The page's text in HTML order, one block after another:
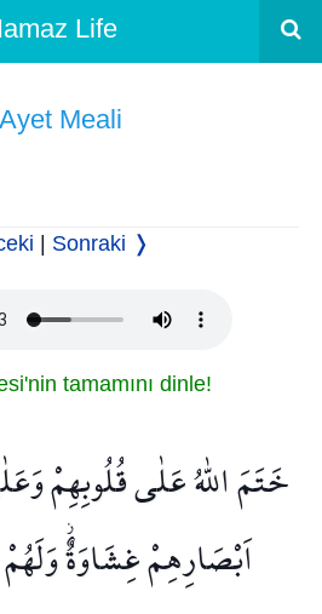
Life
Meali
Sonraki ❭
tamamını dinle!
خَتَمَ اللّٰهُ عَلٰى قُلُوبِهِمْ
اَبْصَارِهِمْ غِشَاوَةٌۘ